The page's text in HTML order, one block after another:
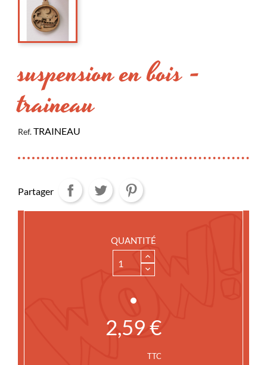
suspension en bois -
traineau
Ref.TRAINEAU
Partager
QUANTITÉ
2,59 €
TTC